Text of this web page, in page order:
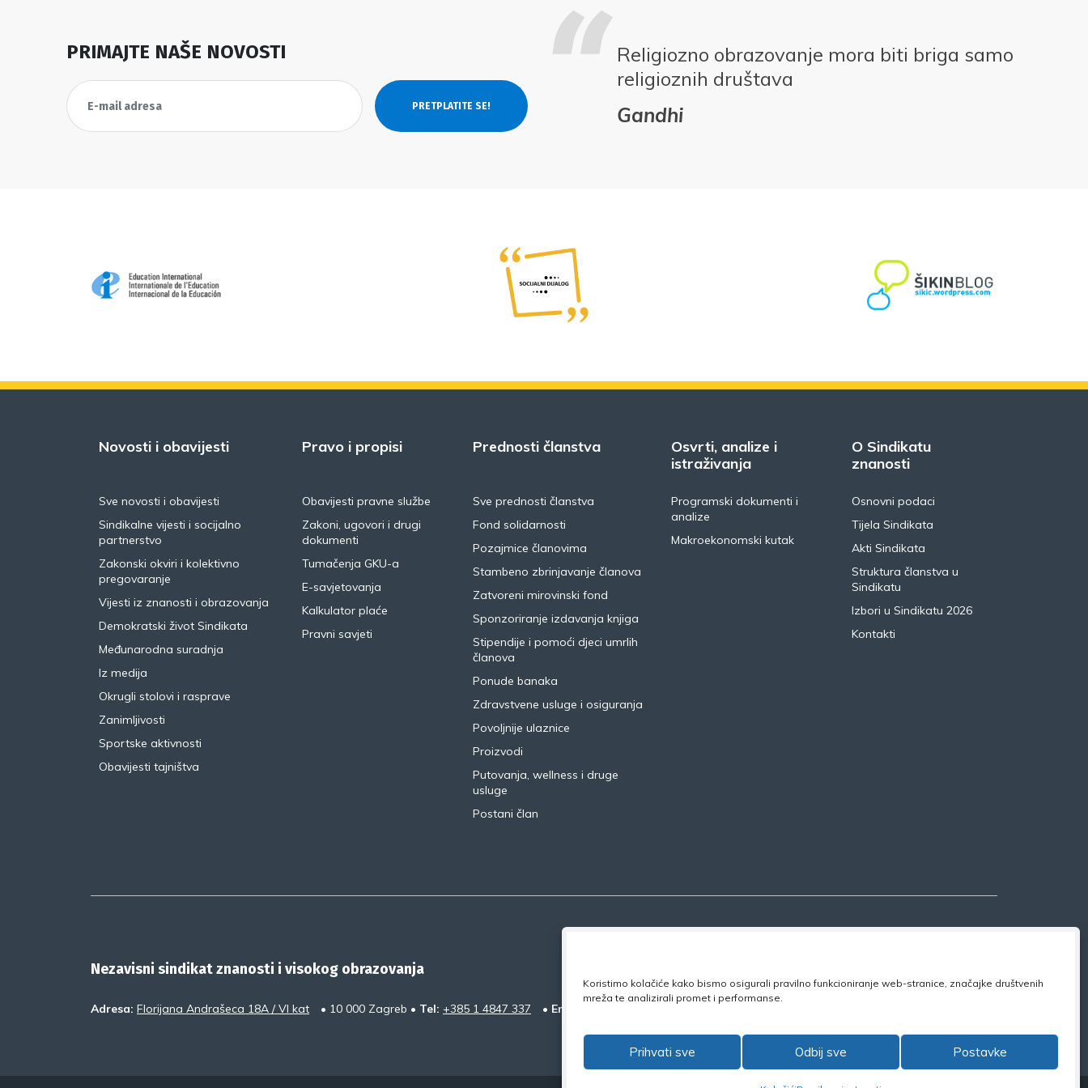
Koristimo kolačiće kako bismo osigurali pravilno funkcioniranje web-stranice, značajke društvenih
mreža te analizirali promet i performanse.
Prihvati sve Odbij sve Postavke
PRIMAJTE NAŠE NOVOSTI
Religiozno obrazovanje mora biti briga samo
religioznih društava
Gandhi
Novosti i obavijesti
Sve novosti i obavijesti
Sindikalne vijesti i socijalno
partnerstvo
Zakonski okviri i kolektivno
pregovaranje
Vijesti iz znanosti i obrazovanja
Demokratski život Sindikata
Međunarodna suradnja
Iz medija
Okrugli stolovi i rasprave
Zanimljivosti
Sportske aktivnosti
Obavijesti tajništva
Pravo i propisi
Obavijesti pravne službe
Zakoni, ugovori i drugi
dokumenti
Tumačenja GKU-a
E-savjetovanja
Kalkulator plaće
Pravni savjeti
Prednosti članstva
Sve prednosti članstva
Fond solidarnosti
Pozajmice članovima
Stambeno zbrinjavanje članova
Zatvoreni mirovinski fond
Sponzoriranje izdavanja knjiga
Stipendije i pomoći djeci umrlih
članova
Ponude banaka
Zdravstvene usluge i osiguranja
Povoljnije ulaznice
Proizvodi
Putovanja, wellness i druge
usluge
Postani član
Osvrti, analize i
istraživanja
Programski dokumenti i
analize
Makroekonomski kutak
O Sindikatu
znanosti
Osnovni podaci
Tijela Sindikata
Akti Sindikata
Struktura članstva u
Sindikatu
Izbori u Sindikatu 2026
Kontakti
Nezavisni sindikat znanosti i visokog obrazovanja
Adresa: Florijana Andrašeca 18A / VI kat • 10 000 Zagreb • Tel: +385 1 4847 337 • Email: • Facebook: